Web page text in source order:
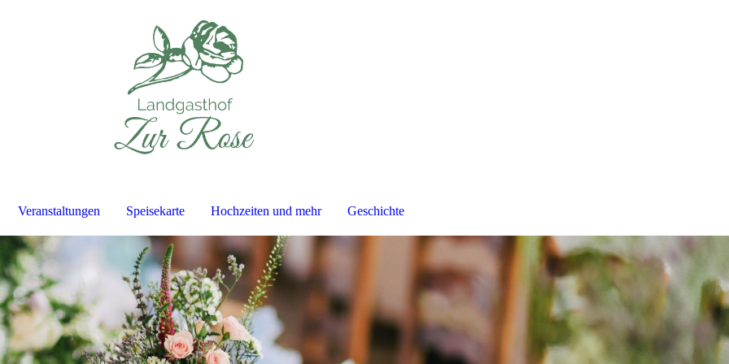
Veranstaltungen Speisekarte Hochzeiten und mehr Geschichte